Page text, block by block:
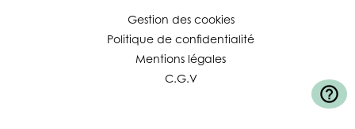
Gestion des cookies
Politique de confidentialité
Mentions légales
C.G.V
help_outline